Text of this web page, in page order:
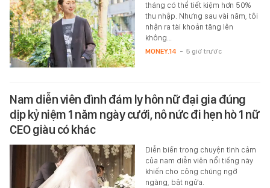
tháng có thể tiết kiệm hơn 50%
thu nhập. Nhưng sau vài năm, tôi
nhận ra tài khoản tăng lên
không…
MONEY.14 - 5 giờ trước
Nam diễn viên đình đám ly hôn nữ đại gia đúng
dịp kỷ niệm 1 năm ngày cưới, nô nức đi hẹn hò 1 nữ
CEO giàu có khác
Diễn biến trong chuyện tình cảm
của nam diễn viên nổi tiếng này
khiến cho công chúng ngỡ
ngàng, bật ngửa.